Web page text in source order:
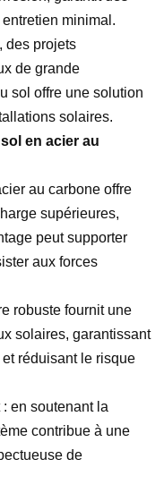
minimal.
des projets
de grande
sol offre une solution
solaires.
en acier au
au carbone offre
supérieures,
peut supporter
aux forces
robuste fournit une
solaires, garantissant
réduisant le risque
en soutenant la
contribue à une
de